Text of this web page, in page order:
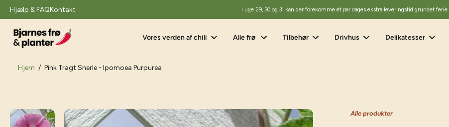
Hjælp & FAQKontakt I uge 29, 30 og 31 kan der forekomme et par dages ekstra leveringstid grundet ferie.
Vores verden af chili Alle frø Tilbehør Drivhus Delikatesser
Hjem / Pink Tragt Snerle - Ipomoea Purpurea
Gå
Alle produkter